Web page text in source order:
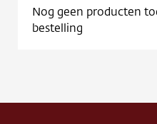
Nog geen producten
bestelling